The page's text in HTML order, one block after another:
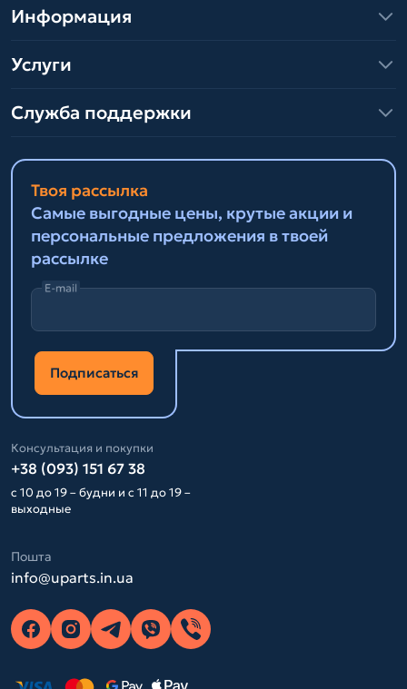
Информация
Услуги
Служба поддержки
Твоя рассылка
Самые выгодные цены, крутые акции и
персональные предложения в твоей
рассылке
E-mail
Подписаться
Консультация и покупки
+38 (093) 151 67 38
с 10 до 19 – будни и с 11 до 19 –
выходные
Пошта
info@uparts.in.ua